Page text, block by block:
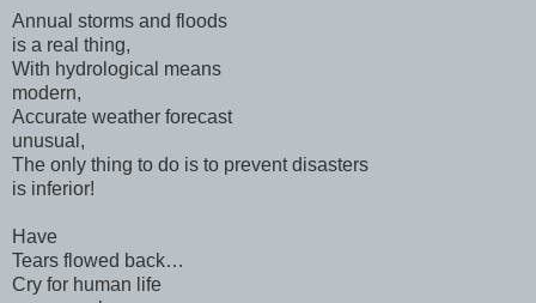
Annual storms and floods
is a real thing,
With hydrological means
modern,
Accurate weather forecast
unusual,
The only thing to do is to prevent disasters
is inferior!
Have
Tears flowed back…
Cry for human life